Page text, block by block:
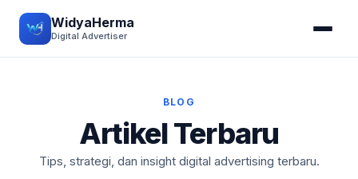
WidyaHerma
Digital Advertiser
BLOG
Artikel Terbaru
Tips, strategi, dan insight digital advertising terbaru.